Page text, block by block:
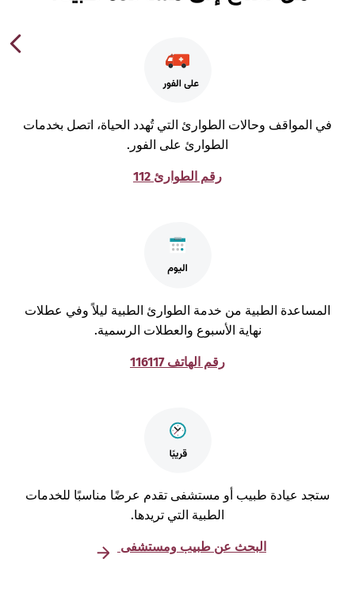
المواقف وحالات الطوارئ التي تُهدد الحياة، اتصل بخدمات
الطوارئ على الفور.
رقم الطوارئ 112
الطبية من خدمة الطوارئ الطبية ليلاً وفي عطلات
نهاية الأسبوع والعطلات الرسمية.
رقم الهاتف 116117
عيادة طبيب أو مستشفى تقدم عرضًا مناسبًا للخدمات
الطبية التي تريدها.
البحث عن طبيب ومستشفى